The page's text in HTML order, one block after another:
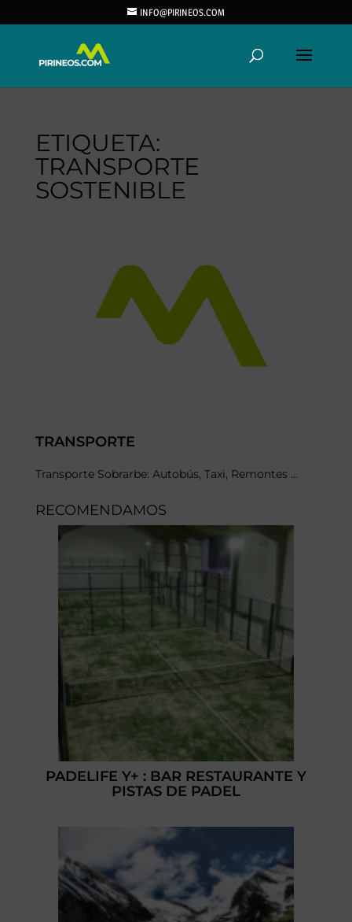
INFO@PIRINEOS.COM
ETIQUETA:
TRANSPORTE
SOSTENIBLE
TRANSPORTE
Transporte Sobrarbe: Autobús, Taxi, Remontes ...
RECOMENDAMOS
PADELIFE Y+ : BAR RESTAURANTE Y
PISTAS DE PADEL